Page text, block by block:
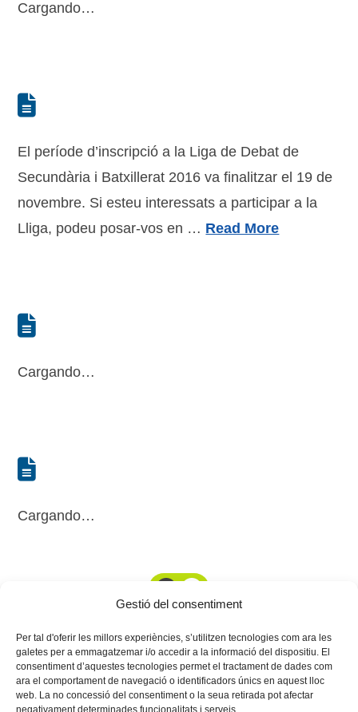
Gestió del consentiment
Per tal d'oferir les millors experiències, s’utilitzen tecnologies com ara les
galetes per a emmagatzemar i/o accedir a la informació del dispositiu. El
consentiment d’aquestes tecnologies permet el tractament de dades com
ara el comportament de navegació o identificadors únics en aquest lloc
web. La no concessió del consentiment o la seua retirada pot afectar
negativament determinades funcionalitats i serveis.
Cargando…
El període d’inscripció a la Liga de Debat de
Secundària i Batxillerat 2016 va finalitzar el 19 de
novembre. Si esteu interessats a participar a la
Lliga, podeu posar-vos en … Read More
Cargando…
Cargando…